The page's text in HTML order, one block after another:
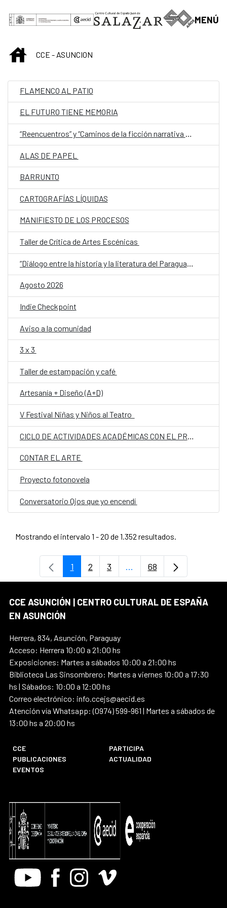
Saltar al contenido principal
MENÚ
INICIOCCE - ASUNCION
FLAMENCO AL PATIO
EL FUTURO TIENE MEMORIA
“Reencuentros” y “Caminos de la ficción narrativa paraguaya (de 1544 a 1960)”
ALAS DE PAPEL
BARRUNTO
CARTOGRAFÍAS LÍQUIDAS
MANIFIESTO DE LOS PROCESOS
Taller de Crítica de Artes Escénicas
Agosto 2026
Indie Checkpoint
Aviso a la comunidad
3 x 3
Taller de estampación y café
Artesanía + Diseño (A+D)
V Festival Niñas y Niños al Teatro
CONTAR EL ARTE
Proyecto fotonovela
Conversatorio Ojos que yo encendí
Mostrando el intervalo 1 - 20 de 1.352 resultados.
Página
1 Página
2 Página
3 ...Páginas intermedias
Página
68
CCE ASUNCIÓN | CENTRO CULTURAL DE ESPAÑA
EN ASUNCIÓN
Herrera, 834, Asunción, Paraguay
Acceso: Herrera 10:00 a 21:00 hs
Exposiciones: Martes a sábados 10:00 a 21:00 hs
Biblioteca Las Sinsombrero: Martes a viernes 10:00 a 17:30
hs | Sábados: 10:00 a 12:00 hs
Correo electrónico: info.ccejs@aecid.es
Atención vía Whatsapp: (0974) 599-961 | Martes a sábados de
13:00 hs a 20:00 hs
CCE
PARTICIPA
PUBLICACIONES
ACTUALIDAD
EVENTOS
Youtube FacebookInstagram
Vimeo